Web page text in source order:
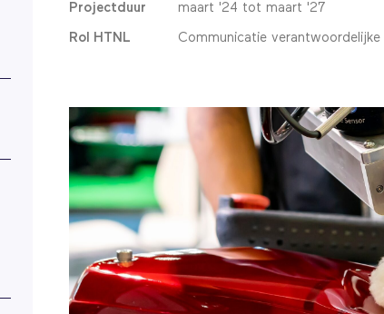
Projectduur maart '24 tot maart '27
Rol HTNL Communicatie verantwoordelijke